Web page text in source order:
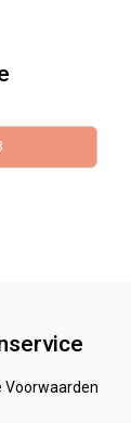
Voorwaarden